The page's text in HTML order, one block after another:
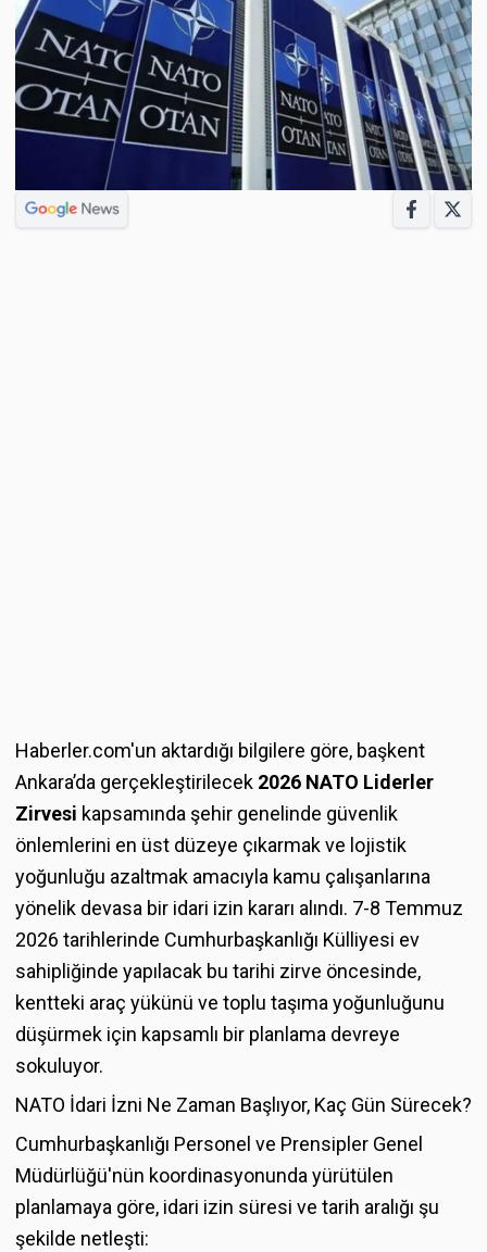
Haberler.com'un aktardığı bilgilere göre, başkent
Ankara’da gerçekleştirilecek 2026 NATO Liderler
Zirvesi kapsamında şehir genelinde güvenlik
önlemlerini en üst düzeye çıkarmak ve lojistik
yoğunluğu azaltmak amacıyla kamu çalışanlarına
yönelik devasa bir idari izin kararı alındı. 7-8 Temmuz
2026 tarihlerinde Cumhurbaşkanlığı Külliyesi ev
sahipliğinde yapılacak bu tarihi zirve öncesinde,
kentteki araç yükünü ve toplu taşıma yoğunluğunu
düşürmek için kapsamlı bir planlama devreye
sokuluyor.
NATO İdari İzni Ne Zaman Başlıyor, Kaç Gün Sürecek?
Cumhurbaşkanlığı Personel ve Prensipler Genel
Müdürlüğü'nün koordinasyonunda yürütülen
planlamaya göre, idari izin süresi ve tarih aralığı şu
şekilde netleşti: